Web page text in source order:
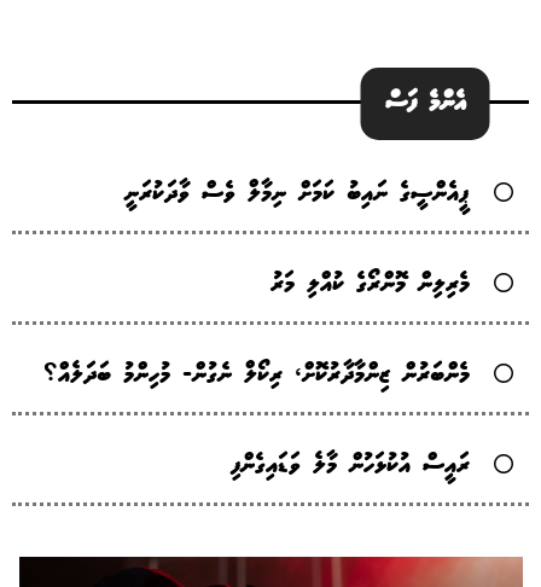
އެންމެ ފަސް
ޕީއެންސީގެ ނައިބު ކަމަށް ނިމާލް ވެސް ވާދަކުރަނީ
މެރިލިން މޮންރޯގެ ކުއްލި މަރު
މެންބަރުން ޒިންމާދާރުކޮށް، ރިކޯލް ނެގުން- މުހިންމު ބަދަލެއް؟
ރައީސް އުކުޅަހުން މާލެ ވަޑައިގެންފި